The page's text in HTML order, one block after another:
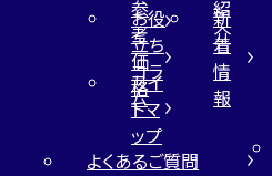
参
考
価
格
紹
介
お役
立ち
コラ
ム
新
着
情
報
サイ
トマ
ップ
よくあるご質問